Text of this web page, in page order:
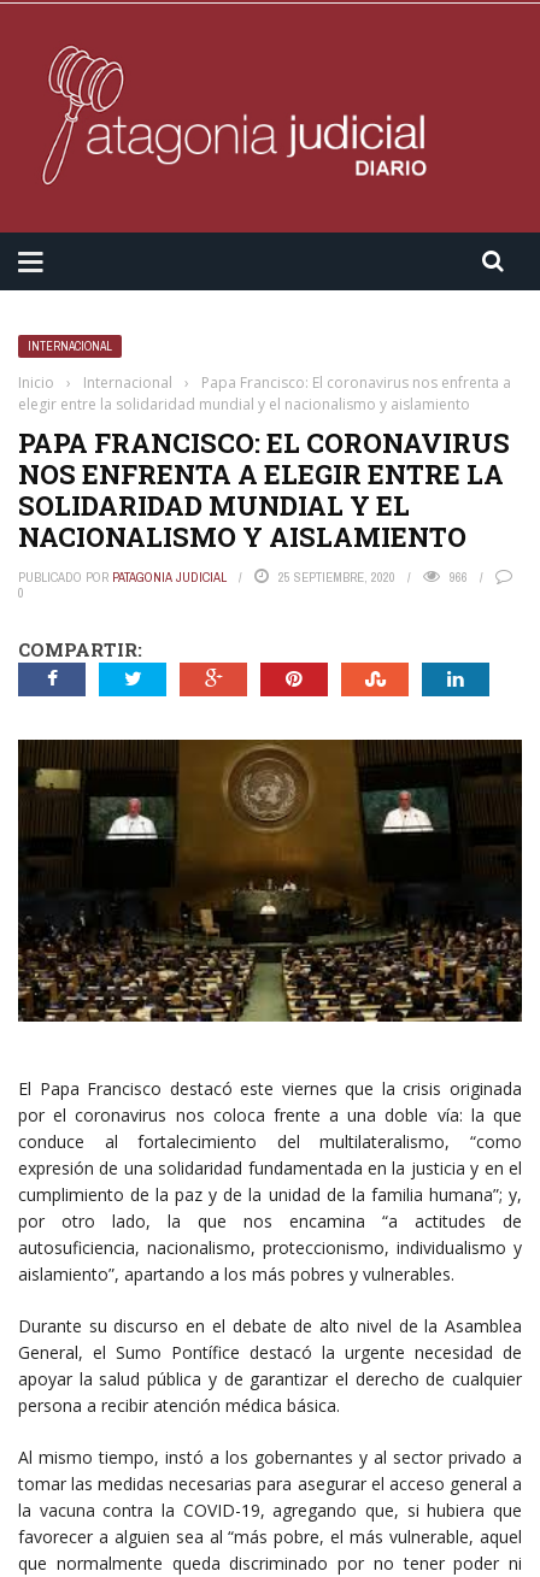
INTERNACIONAL
Inicio › Internacional ›
Papa Francisco: El coronavirus nos enfrenta a
elegir entre la solidaridad mundial y el nacionalismo y aislamiento
PAPA FRANCISCO: EL CORONAVIRUS
NOS ENFRENTA A ELEGIR ENTRE LA
SOLIDARIDAD MUNDIAL Y EL
NACIONALISMO Y AISLAMIENTO
PUBLICADO POR PATAGONIA JUDICIAL 25 SEPTIEMBRE, 2020
966
0
COMPARTIR:
El Papa Francisco destacó este viernes que la crisis originada
por el coronavirus nos coloca frente a una doble vía: la que
conduce al fortalecimiento del multilateralismo, “como
expresión de una solidaridad fundamentada en la justicia y en el
cumplimiento de la paz y de la unidad de la familia humana”; y,
por otro lado, la que nos encamina “a actitudes de
autosuficiencia, nacionalismo, proteccionismo, individualismo y
aislamiento”, apartando a los más pobres y vulnerables.
Durante su discurso en el debate de alto nivel de la Asamblea
General, el Sumo Pontífice destacó la urgente necesidad de
apoyar la salud pública y de garantizar el derecho de cualquier
persona a recibir atención médica básica.
Al mismo tiempo, instó a los gobernantes y al sector privado a
tomar las medidas necesarias para asegurar el acceso general a
la vacuna contra la COVID-19, agregando que, si hubiera que
favorecer a alguien sea al “más pobre, el más vulnerable, aquel
que normalmente queda discriminado por no tener poder ni